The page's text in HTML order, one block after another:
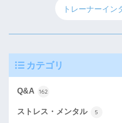
トレーナーイン
カテゴリ
Q&A 162
ストレス・メンタル 5